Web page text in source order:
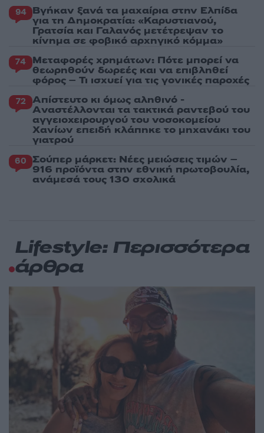
94 Βγήκαν ξανά τα μαχαίρια στην Ελπίδα
για τη Δημοκρατία: «Καρυστιανού,
Γρατσία και Γαλανός μετέτρεψαν το
κίνημα σε φοβικό αρχηγικό κόμμα»
74 Μεταφορές χρημάτων: Πότε μπορεί να
θεωρηθούν δωρεές και να επιβληθεί
φόρος – Τι ισχυεί για τις γονικές παροχές
72 Απίστευτο κι όμως αληθινό -
Aναστέλλονται τα τακτικά ραντεβού του
αγγειοχειρουργού του νοσοκομείου
Χανίων επειδή κλάπηκε το μηχανάκι του
γιατρού
60 Σούπερ μάρκετ: Νέες μειώσεις τιμών –
916 προϊόντα στην εθνική πρωτοβουλία,
ανάμεσά τους 130 σχολικά
Lifestyle: Περισσότερα
άρθρα